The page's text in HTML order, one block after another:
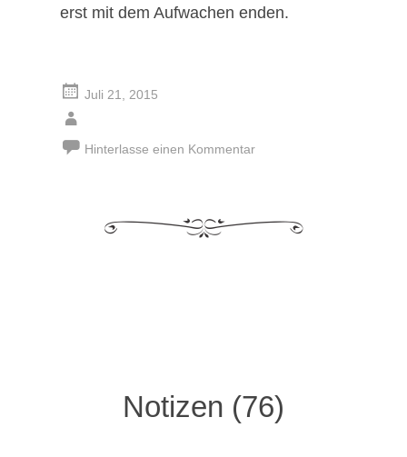
erst mit dem Aufwachen enden.
Juli 21, 2015
Hinterlasse einen Kommentar
Notizen (76)